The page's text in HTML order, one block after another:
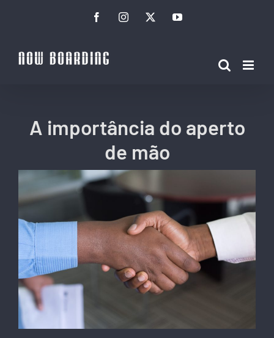
conteúdo
FacebookInstagramTwitterYouTube
A importância do aperto
de mão